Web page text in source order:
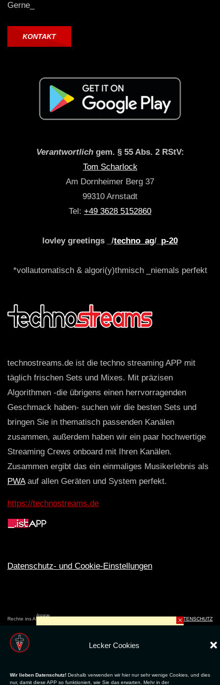
Lecker Cookies
Wir lieben Datenschutz! Deshalb verwenden wir hier nur sehr wenige Cookies, und dies
nur, damit diese APP so funktioniert, wie Sie das erwarten. Mehr in der
Gerne_
KONTAKT
Verantwortlichgem. § 55 Abs. 2 RStV:
Tom Scharlock
Am Dornheimer Berg 37
99310 Arnstadt
Tel: +49 3628 5152860
lovley greetings _/techno_ag/_ p-20
*vollautomatisch & algori(y)thmisch _niemals perfekt
technostreams.de ist die techno streaming APP mit
täglich frischen Sets und Mixes. Mit präzisen
Algorithmen -die übrigens einen herrvorragenden
Geschmack haben- suchen wir die besten Sets und
bringen Sie in thematisch passenden Kanälen
zusammen, außerdem haben wir ein paar hochwertige
Streaming Crews onboard mit Ihren Kanälen.
Zusammen ergibt das ein einmaliges Musikerlebnis als
PWAauf allen Geräten und System perfekt.
https://technostreams.de
Datenschutz- und Cookie-Einstellungen
Rechte ins All © 2024. Erstellt mit
DATENSCHUTZ
Anzeige
×